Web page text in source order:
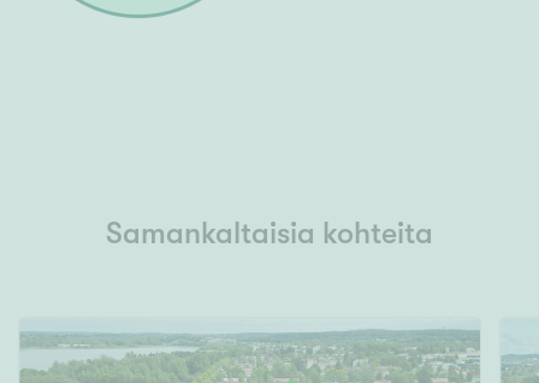
Samankaltaisia kohteita